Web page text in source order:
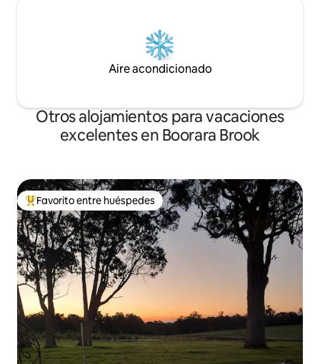
Aire acondicionado
Otros alojamientos para vacaciones
excelentes en Boorara Brook
Favorito entre huéspedes preferido
Favorito entre huéspedes